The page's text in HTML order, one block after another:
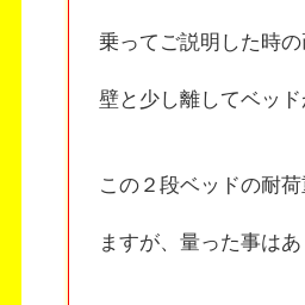
乗ってご説明した時
壁と少し離してベッ
この２段ベッドの耐
ますが、量った事は